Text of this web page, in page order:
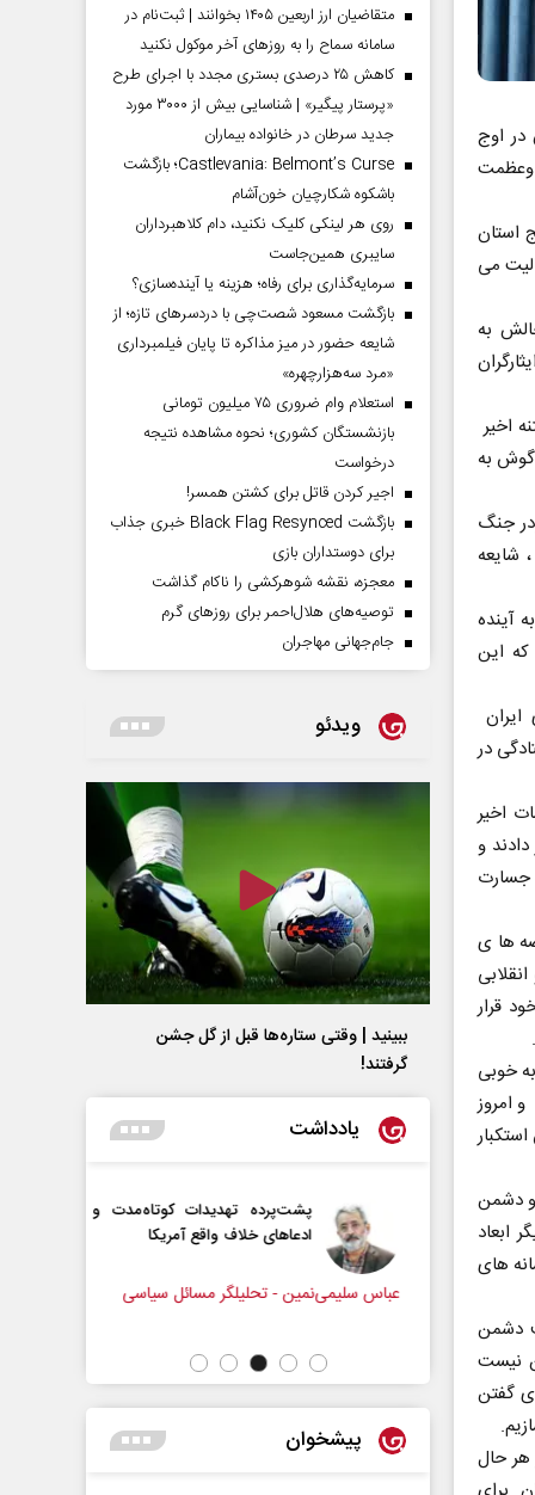
در اوج
وعظمت
بسیج استان
می
به
اخیر
گوش به
جنگ
شایعه
آینده
که این
در
اخیر
و
جسارت
ها ی
قرار
خوبی
امروز
و دشمن
ابعاد
های
دشمن
نیست
گفتن
هر حال
متقاضیان ارز اربعین ۱۴۰۵ بخوانند | ثبت‌نام در
سامانه سماح را به روز‌های آخر موکول نکنید
کاهش ۲۵ درصدی بستری مجدد با اجرای طرح
«پرستار پیگیر» | شناسایی بیش از ۳۰۰۰ مورد
جدید سرطان در خانواده بیماران
Castlevania: Belmont’s Curse؛ بازگشت
باشکوه شکارچیان خون‌آشام
روی هر لینکی کلیک نکنید، دام کلاهبرداران
سایبری همین‌جاست
سرمایه‌گذاری برای رفاه؛ هزینه یا آینده‌سازی؟
بازگشت مسعود شصت‌چی با دردسر‌های تازه؛ از
شایعه حضور در میز مذاکره تا پایان فیلمبرداری
«مرد سه‌هزارچهره»
استعلام وام ضروری ۷۵ میلیون تومانی
بازنشستگان کشوری؛ نحوه مشاهده نتیجه
درخواست
اجیر کردن قاتل برای کشتن همسر!
بازگشت Black Flag Resynced خبری جذاب
برای دوستداران بازی
معجزه، نقشه شوهرکشی را ناکام گذاشت
توصیه‌های هلال‌احمر برای روز‌های گرم
جام‌جهانی مهاجران
ویدئو
ببینید | وقتی ستاره‌ها قبل از گل جشن
گرفتند!
یادداشت
پشت‌پرده تهدیدات کوتاه‏‌مدت و
ادعا‌های خلاف واقع آمریکا
عباس سلیمی‌نمین - تحلیلگر مسائل سیاسی
پیشخوان